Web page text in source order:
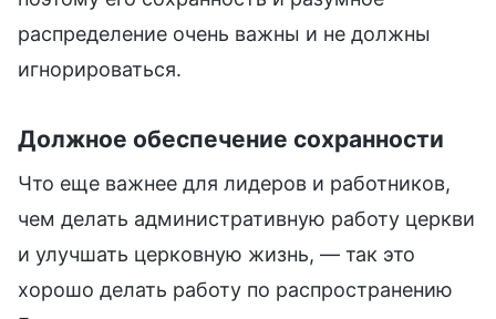
распределение очень важны и не должны
игнорироваться.
Должное обеспечение сохранности
Что еще важнее для лидеров и работников,
чем делать административную работу церкви
и улучшать церковную жизнь, — так это
хорошо делать работу по распространению